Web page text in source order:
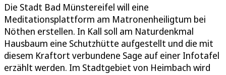
Die Stadt Bad Münstereifel will eine
Meditationsplattform am Matronenheiligtum bei
Nöthen erstellen. In Kall soll am Naturdenkmal
Hausbaum eine Schutzhütte aufgestellt und die mit
diesem Kraftort verbundene Sage auf einer Infotafel
erzählt werden. Im Stadtgebiet von Heimbach wird